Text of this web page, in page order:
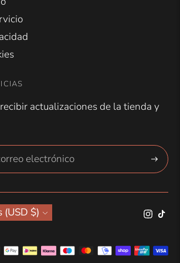
actualizaciones de la tienda y
(USD $)